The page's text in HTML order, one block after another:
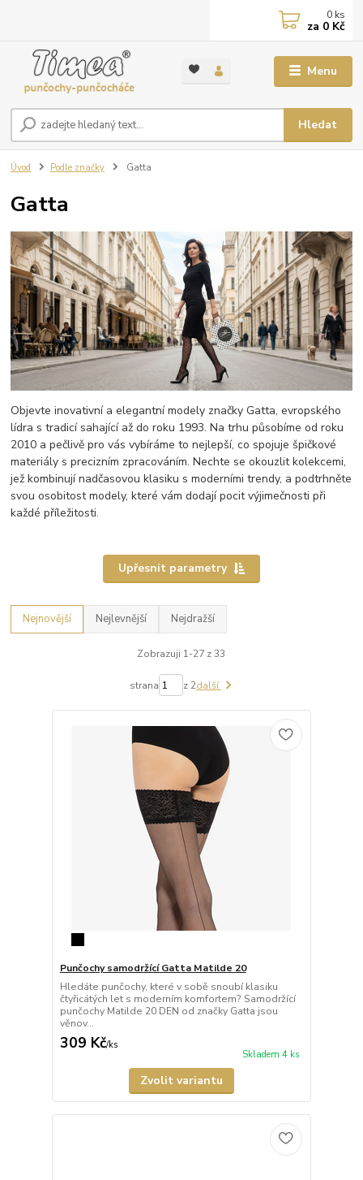
Menu
Hledat
0 ks
za 0 Kč
Úvod Podle značky Gatta
Gatta
Objevte inovativní a elegantní modely značky Gatta, evropského
lídra s tradicí sahající až do roku 1993. Na trhu působíme od roku
2010 a pečlivě pro vás vybíráme to nejlepší, co spojuje špičkové
materiály s precizním zpracováním. Nechte se okouzlit kolekcemi,
jež kombinují nadčasovou klasiku s moderními trendy, a podtrhněte
svou osobitost modely, které vám dodají pocit výjimečnosti při
každé příležitosti.
Upřesnit parametry
Nejnovější Nejlevnější Nejdražší
Zobrazuji 1-27 z 33
strana z 2další
Punčochy samodržící Gatta Matilde 20
Hledáte punčochy, které v sobě snoubí klasiku
čtyřicátých let s moderním komfortem? Samodržící
punčochy Matilde 20 DEN od značky Gatta jsou
věnov...
309 Kč/ks
Skladem 4 ks
Zvolit variantu